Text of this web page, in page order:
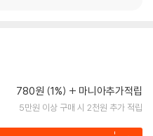
780원 (1%) 마니아추가적립
5만원 이상 구매 시 2천원 추가 적립